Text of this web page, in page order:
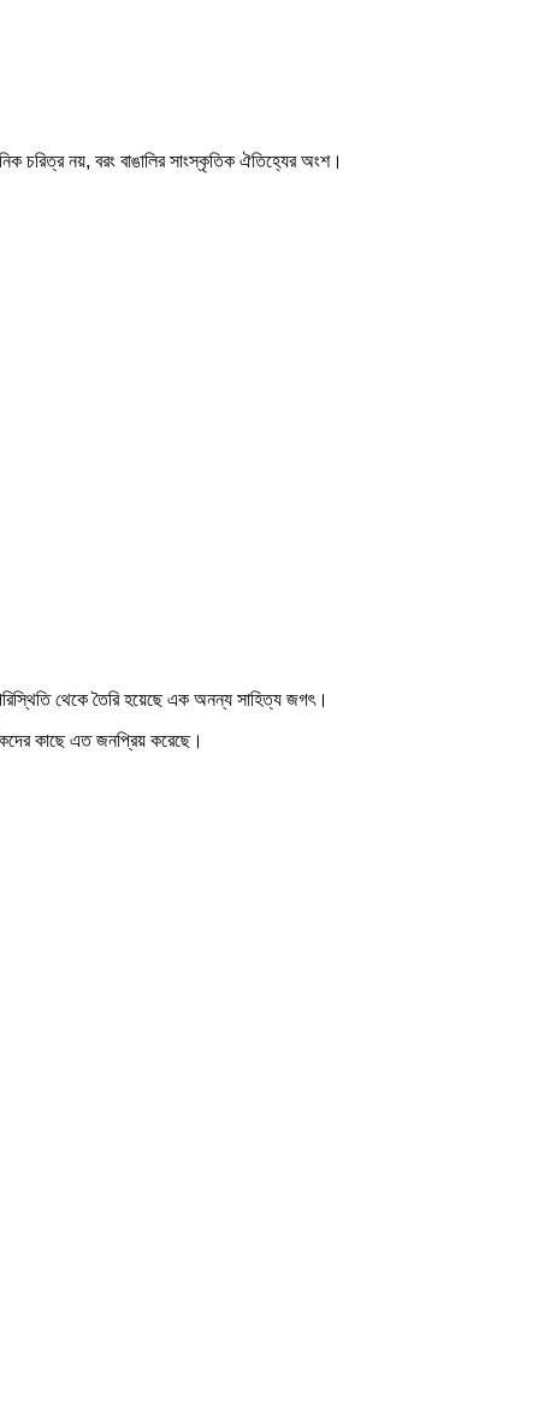
চরিত্র নয়, বরং বাঙালির সাংস্কৃতিক ঐতিহ্যের অংশ।
থেকে তৈরি হয়েছে এক অনন্য সাহিত্য জগৎ।
কাছে এত জনপ্রিয় করেছে।